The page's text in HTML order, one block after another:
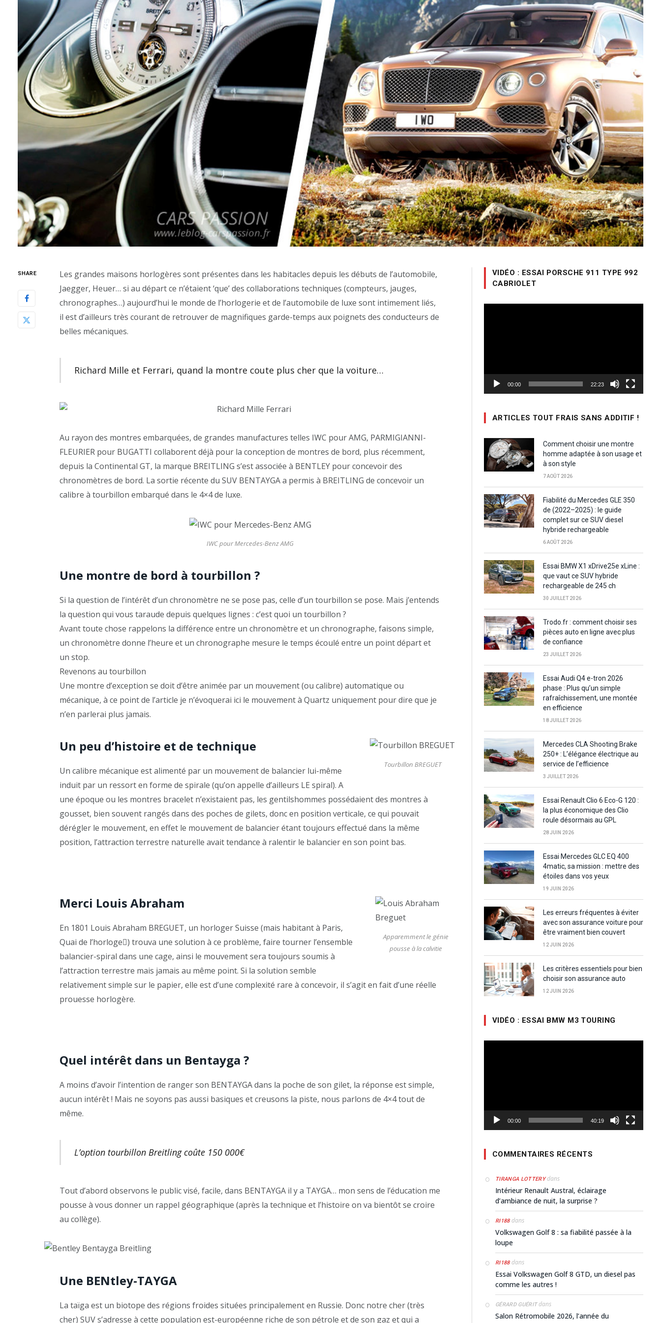
SHARE
Les grandes maisons horlogères sont présentes dans les habitacles depuis les débuts de l’automobile,
Jaegger, Heuer… si au départ ce n’étaient ‘que’ des collaborations techniques (compteurs, jauges,
chronographes…) aujourd’hui le monde de l’horlogerie et de l’automobile de luxe sont intimement liés,
il est d’ailleurs très courant de retrouver de magnifiques garde-temps aux poignets des conducteurs de
belles mécaniques.
Richard Mille et Ferrari, quand la montre coute plus cher que la voiture…
Au rayon des montres embarquées, de grandes manufactures telles IWC pour AMG, PARMIGIANNI-
FLEURIER pour BUGATTI collaborent déjà pour la conception de montres de bord, plus récemment,
depuis la Continental GT, la marque BREITLING s’est associée à BENTLEY pour concevoir des
chronomètres de bord. La sortie récente du SUV BENTAYGA a permis à BREITLING de concevoir un
calibre à tourbillon embarqué dans le 4×4 de luxe.
IWC pour Mercedes-Benz AMG
Une montre de bord à tourbillon ?
Si la question de l’intérêt d’un chronomètre ne se pose pas, celle d’un tourbillon se pose. Mais j’entends
la question qui vous taraude depuis quelques lignes : c’est quoi un tourbillon ?
Avant toute chose rappelons la différence entre un chronomètre et un chronographe, faisons simple,
un chronomètre donne l’heure et un chronographe mesure le temps écoulé entre un point départ et
un stop.
Revenons au tourbillon
Une montre d’exception se doit d’être animée par un mouvement (ou calibre) automatique ou
mécanique, à ce point de l’article je n’évoquerai ici le mouvement à Quartz uniquement pour dire que je
n’en parlerai plus jamais.
Tourbillon BREGUET
Un peu d’histoire et de technique
Un calibre mécanique est alimenté par un mouvement de balancier lui-même
induit par un ressort en forme de spirale (qu’on appelle d’ailleurs LE spiral). A
une époque ou les montres bracelet n’existaient pas, les gentilshommes possédaient des montres à
gousset, bien souvent rangés dans des poches de gilets, donc en position verticale, ce qui pouvait
dérégler le mouvement, en effet le mouvement de balancier étant toujours effectué dans la même
position, l’attraction terrestre naturelle avait tendance à ralentir le balancier en son point bas.
Apparemment le génie
pousse à la calvitie
Merci Louis Abraham
En 1801 Louis Abraham BREGUET, un horloger Suisse (mais habitant à Paris,
Quai de l’horloge) trouva une solution à ce problème, faire tourner l’ensemble
balancier-spiral dans une cage, ainsi le mouvement sera toujours soumis à
l’attraction terrestre mais jamais au même point. Si la solution semble
relativement simple sur le papier, elle est d’une complexité rare à concevoir, il s’agit en fait d’une réelle
prouesse horlogère.
Quel intérêt dans un Bentayga ?
A moins d’avoir l’intention de ranger son BENTAYGA dans la poche de son gilet, la réponse est simple,
aucun intérêt ! Mais ne soyons pas aussi basiques et creusons la piste, nous parlons de 4×4 tout de
même.
L’option tourbillon Breitling coûte 150 000€
Tout d’abord observons le public visé, facile, dans BENTAYGA il y a TAYGA… mon sens de l’éducation me
pousse à vous donner un rappel géographique (après la technique et l’histoire on va bientôt se croire
au collège).
Une BENtley-TAYGA
La taïga est un biotope des régions froides situées principalement en Russie. Donc notre cher (très
cher) SUV s’adresse à cette population est-européenne riche de son pétrole et de son gaz et qui a
VIDÉO : ESSAI PORSCHE 911 TYPE 992
CABRIOLET
00:00 22:23
ARTICLES TOUT FRAIS SANS ADDITIF !
Comment choisir une montre
homme adaptée à son usage et
à son style
7 AOÛT 2026
Fiabilité du Mercedes GLE 350
de (2022–2025) : le guide
complet sur ce SUV diesel
hybride rechargeable
6 AOÛT 2026
Essai BMW X1 xDrive25e xLine :
que vaut ce SUV hybride
rechargeable de 245 ch
30 JUILLET 2026
Trodo.fr : comment choisir ses
pièces auto en ligne avec plus
de confiance
23 JUILLET 2026
Essai Audi Q4 e-tron 2026
phase : Plus qu’un simple
rafraîchissement, une montée
en efficience
18 JUILLET 2026
Mercedes CLA Shooting Brake
250+ : L’élégance électrique au
service de l’efficience
3 JUILLET 2026
Essai Renault Clio 6 Eco-G 120 :
la plus économique des Clio
roule désormais au GPL
28 JUIN 2026
Essai Mercedes GLC EQ 400
4matic, sa mission : mettre des
étoiles dans vos yeux
19 JUIN 2026
Les erreurs fréquentes à éviter
avec son assurance voiture pour
être vraiment bien couvert
12 JUIN 2026
Les critères essentiels pour bien
choisir son assurance auto
12 JUIN 2026
VIDÉO : ESSAI BMW M3 TOURING
00:00 40:19
COMMENTAIRES RÉCENTS
TIRANGA LOTTERYdans
Intérieur Renault Austral, éclairage
d’ambiance de nuit, la surprise ?
RI188dans
Volkswagen Golf 8 : sa fiabilité passée à la
loupe
RI188dans
Essai Volkswagen Golf 8 GTD, un diesel pas
comme les autres !
GÉRARD GUÉRITdans
Salon Rétromobile 2026, l’année du